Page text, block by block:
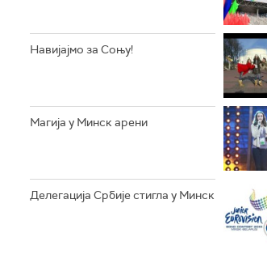
Навијајмо за Соњу!
Магија у Минск арени
Делегација Србије стигла у Минск